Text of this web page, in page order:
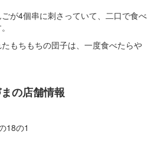
が4個串に刺さっていて、二口で食べ
もちもちの団子は、一度食べたらや
の店舗情報
18の1